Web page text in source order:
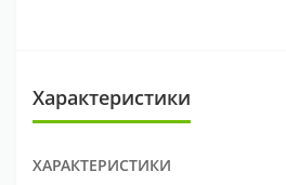
Характеристики
ХАРАКТЕРИСТИКИ